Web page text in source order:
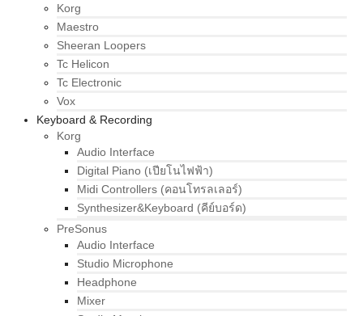
Korg
Maestro
Sheeran Loopers
Tc Helicon
Tc Electronic
Vox
Keyboard & Recording
Korg
Audio Interface
Digital Piano (เปียโนไฟฟ้า)
Midi Controllers (คอนโทรลเลอร์)
Synthesizer&Keyboard (คีย์บอร์ด)
PreSonus
Audio Interface
Studio Microphone
Headphone
Mixer